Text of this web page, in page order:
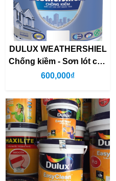
DULUX WEATHERSHIEL
Chống kiềm - Sơn lót cao
cấp ngoài trời (Lon 5L)
600,000₫